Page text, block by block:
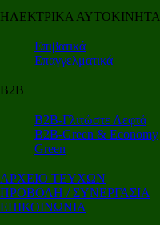
ΗΛΕΚΤΡΙΚΑ ΑΥΤΟΚΙΝΗΤΑ
Επιβατικά
Επαγγελματικά
Β2Β
Β2Β-Γλιτώστε Λεφτά
Β2Β-Green & Economy
Green
ΑΡΧΕΙΟ ΤΕΥΧΩΝ
ΠΡΟΒΟΛΗ / ΣΥΝΕΡΓΑΣΙΑ
ΕΠΙΚΟΙΝΩΝΙΑ